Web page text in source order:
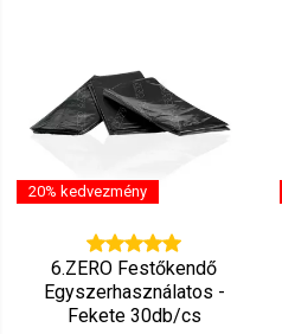
20% kedvezmény
6.ZERO Festőkendő
Egyszerhasználatos -
Fekete 30db/cs